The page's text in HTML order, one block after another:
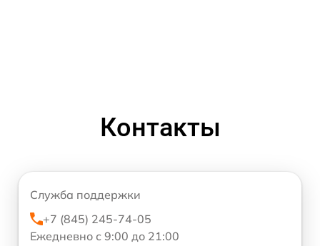
Контакты
Служба поддержки
+7 (845) 245-74-05
Ежедневно с 9:00 до 21:00